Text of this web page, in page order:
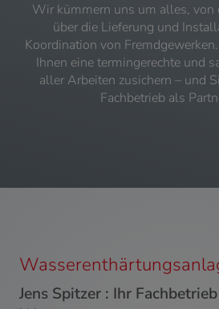
Wir kümmern uns um alles, von
über die Lieferung und
Koordination von
Ihnen eine termingerechte und
aller Arbeiten zusichern – und
Fachbetrieb als
Jens Spitzer : Ihr